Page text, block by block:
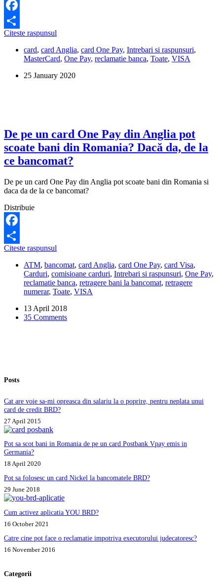
Facebook
Share
Citeste raspunsul
disparut
banii
pe
fac?
card, card Anglia, card One Pay, Intrebari si raspunsuri,
MasterCard, One Pay, reclamatie banca, Toate, VISA
25 January 2020
De pe un card One Pay din Anglia pot
scoate bani din Romania? Dacă da, de la
ce bancomat?
De pe un card One Pay din Anglia pot scoate bani din Romania si
daca da de la ce bancomat?
Distribuie
Facebook
Share
Citeste raspunsul
un
card
One
Pay
Anglia
pot
ce
bancomat?
ATM, bancomat, card Anglia, card One Pay, card Visa,
Carduri, comisioane carduri, Intrebari si raspunsuri, One Pay,
reclamatie banca, retragere bani la bancomat, retragere
numerar, Toate, VISA
13 April 2018
35 Comments
Posts
Cat are voie sa-mi opreasca din salariu la o poprire, pentru neplata unui
card de credit BRD?
27 April 2015
Pot sa scot bani in Romania de pe un card Postbank Vpay emis in
Germania?
18 April 2020
Pot sa folosesc un card Nickel la bancomatele BRD?
29 June 2018
Cum activez aplicatia YOU BRD?
16 October 2021
Catre cine pot face o reclamatie impotriva executorului judecatoresc?
16 November 2016
Categorii